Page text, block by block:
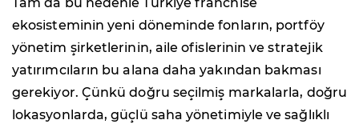
ekosisteminin yeni döneminde fonların, portföy
yönetim şirketlerinin, aile ofislerinin ve stratejik
yatırımcıların bu alana daha yakından bakması
gerekiyor. Çünkü doğru seçilmiş markalarla, doğru
lokasyonlarda, güçlü saha yönetimiyle ve sağlıklı